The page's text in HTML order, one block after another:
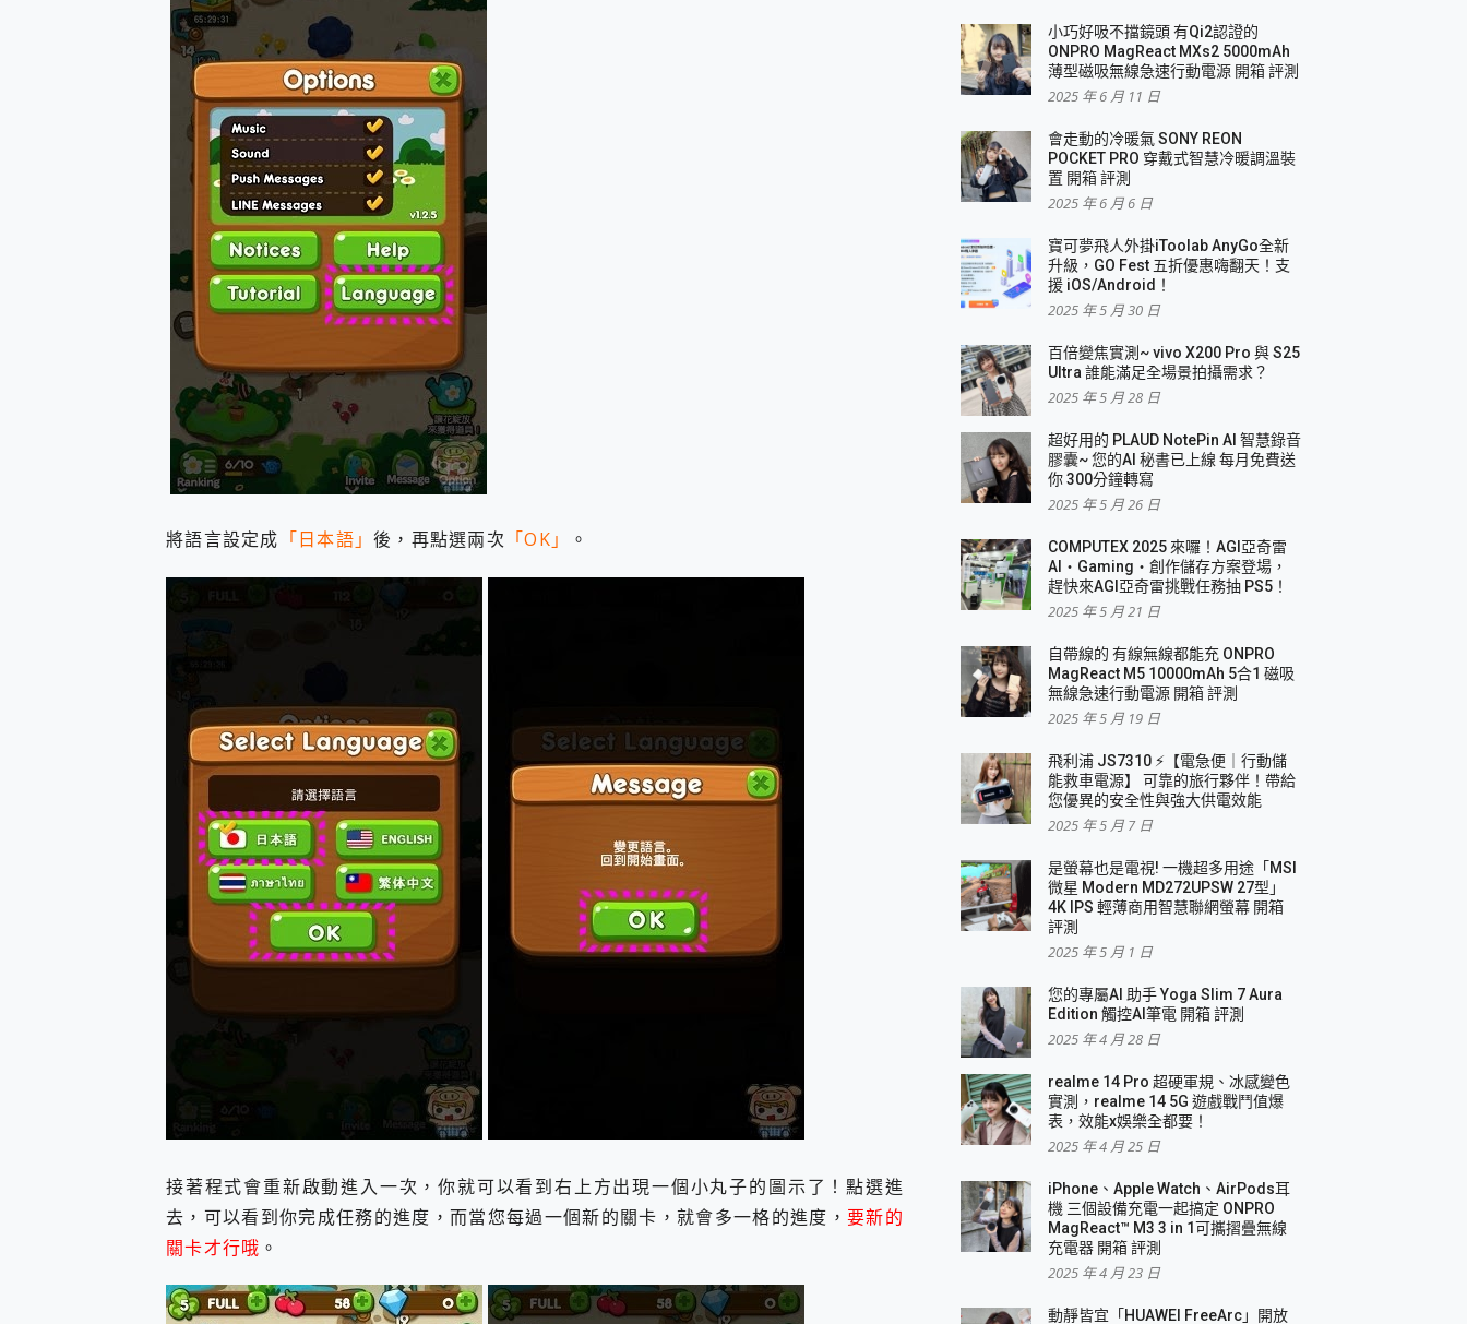
將語言設定成 「日本語」後，再點選兩次 「OK」 。
接著程式會重新啟動進入一次，你就可以看到右上方出現一個小丸子的圖示了！點選進
去，可以看到你完成任務的進度，而當您每過一個新的關卡，就會多一格的進度，要新的
關卡才行哦 。
小巧好吸不擋鏡頭 有Qi2認證的
ONPRO MagReact MXs2 5000mAh
薄型磁吸無線急速行動電源 開箱 評測
2025 年 6 月 11 日
會走動的冷暖氣 SONY REON
POCKET PRO 穿戴式智慧冷暖調溫裝
置 開箱 評測
2025 年 6 月 6 日
寶可夢飛人外掛iToolab AnyGo全新
升級，GO Fest 五折優惠嗨翻天！支
援 iOS/Android！
2025 年 5 月 30 日
百倍變焦實測~ vivo X200 Pro 與 S25
Ultra 誰能滿足全場景拍攝需求？
2025 年 5 月 28 日
超好用的 PLAUD NotePin AI 智慧錄音
膠囊~ 您的AI 秘書已上線 每月免費送
你 300分鐘轉寫
2025 年 5 月 26 日
COMPUTEX 2025 來囉！AGI亞奇雷
AI・Gaming・創作儲存方案登場，
趕快來AGI亞奇雷挑戰任務抽 PS5！
2025 年 5 月 21 日
自帶線的 有線無線都能充 ONPRO
MagReact M5 10000mAh 5合1 磁吸
無線急速行動電源 開箱 評測
2025 年 5 月 19 日
飛利浦 JS7310 ⚡【電急便｜行動儲
能救車電源】 可靠的旅行夥伴！帶給
您優異的安全性與強大供電效能
2025 年 5 月 7 日
是螢幕也是電視! 一機超多用途「MSI
微星 Modern MD272UPSW 27型」
4K IPS 輕薄商用智慧聯網螢幕 開箱
評測
2025 年 5 月 1 日
您的專屬AI 助手 Yoga Slim 7 Aura
Edition 觸控AI筆電 開箱 評測
2025 年 4 月 28 日
realme 14 Pro 超硬軍規、冰感變色
實測，realme 14 5G 遊戲戰鬥值爆
表，效能x娛樂全都要！
2025 年 4 月 25 日
iPhone、Apple Watch、AirPods耳
機 三個設備充電一起搞定 ONPRO
MagReact™ M3 3 in 1可攜摺疊無線
充電器 開箱 評測
2025 年 4 月 23 日
動靜皆宜「HUAWEI FreeArc」開放